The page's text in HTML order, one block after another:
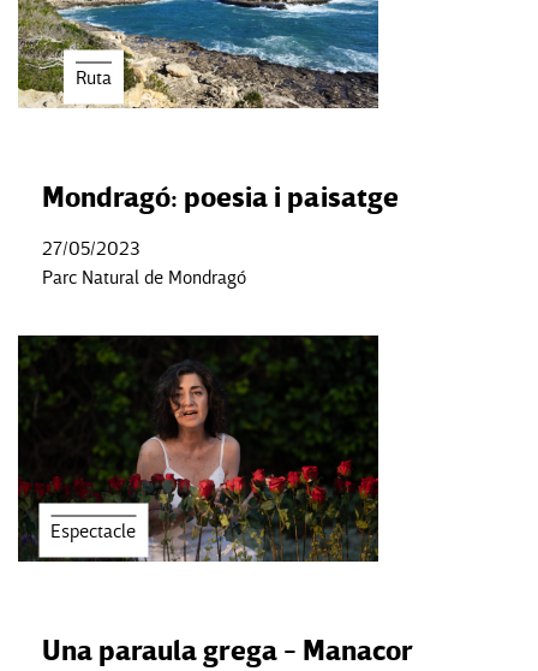
Ruta
Mondragó: poesia i paisatge
27/05/2023
Parc Natural de Mondragó
Espectacle
Una paraula grega - Manacor